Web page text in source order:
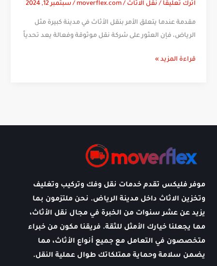
اترك تعليقاً / نقل الاثاث /
moverflex.com
/سبتمبر 12, 2024
مقدمة عندما يتعلق الأمر بنقل الأثاث في مدينة كبيرة مثل
الرياض، فإن العثور على شركة نقل موثوقة وفعالة يعد تحدياً
نقل
أثاث
موثوقة
الرياض؟
قراءة المزيد »
موفر فليكس تقدم خدمات نقل وفك وتركيب وتغليف
وتخزين الاثاث داخل مدينة الرياض. نحن ملتزمون بما
يزيد عن عشر سنوات من الخبرة في مجال نقل الأثاث،
مما يجعلنا خيارك الأمثل للثقة. فريقنا مكون من خبراء
متخصصون في التعامل مع جميع أنواع الأثاث، مما
يضمن سلامة وحماية ممتلكاتك طوال عملية النقل.